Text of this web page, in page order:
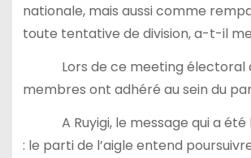
nationale, mais aussi comme
toute tentative de division, a-t-il
Lors de ce meeting électoral
membres ont adhéré au sein du
A Ruyigi, le message qui a été
: le parti de l’aigle entend